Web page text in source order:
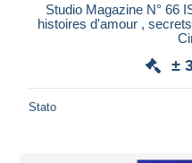
Studio Magazine N° 66
histoires d'amour ,
±
Stato